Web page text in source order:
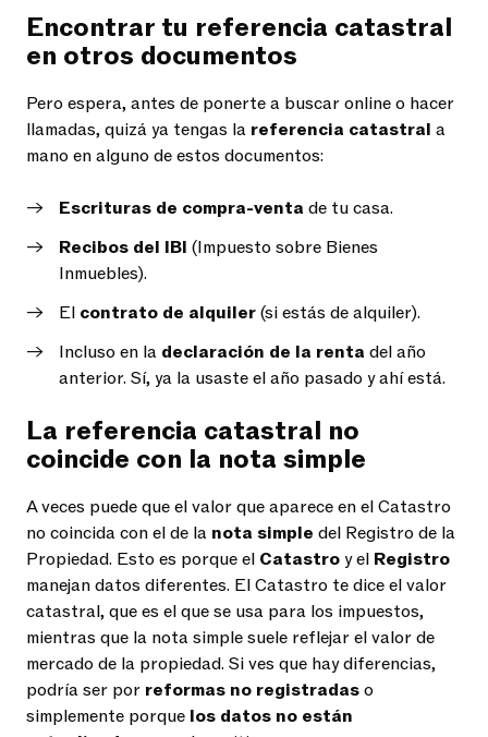
Encontrar tu referencia catastral
en otros documentos
Pero espera, antes de ponerte a buscar online o hacer
llamadas, quizá ya tengas la referencia catastral a
mano en alguno de estos documentos:
Escrituras de compra-venta de tu casa.
Recibos del IBI (Impuesto sobre Bienes
Inmuebles).
El contrato de alquiler(si estás de alquiler).
Incluso en la declaración de la renta del año
anterior. Sí, ya la usaste el año pasado y ahí está.
La referencia catastral no
coincide con la nota simple
A veces puede que el valor que aparece en el Catastro
no coincida con el de la nota simple del Registro de la
Propiedad. Esto es porque el Catastroy el Registro
manejan datos diferentes. El Catastro te dice el valor
catastral, que es el que se usa para los impuestos,
mientras que la nota simple suele reflejar el valor de
mercado de la propiedad. Si ves que hay diferencias,
podría ser por reformas no registradaso
simplemente porque los datos no están